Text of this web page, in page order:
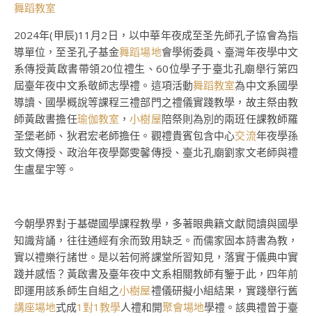
舞蹈教室
2024年(甲辰)11月2日，以中華年夜成至圣先師孔子協會為指
導單位，至圣孔子基金舞蹈場地會學術委員、臺灣年夜學中文
系傳授黃啟書帶領20位禮生、60位學子于臺北孔廟舉行第四
屆臺年夜中文系敬師志學禮。這項活動舞蹈教室為中文系國學
導讀、國學概說等課程三禮部門之禮儀實踐教學，故主祭由教
師黃啟書擔任瑜伽教室 ，小樹屋陪祭則為別的兩班任課教師羅
圣堡老師、狄君宏老師擔任。觀禮貴賓包含中心交流年夜學孫
致文傳授、政治年夜學鄭雯馨傳授、臺北孔廟劉家文老師與禮
生盧星宇等。
今朝學界對于基礎國學課程教學，多著眼典籍文獻閱讀與國學
知識背誦，往往通經有余而致用缺乏。而儒家固本詩書為教，
實以禮樂行諸世。是以若何將課堂所習知見，落實于儀典中實
踐并感悟？黃啟書及臺年夜中文系相關教師有鑒于此，四年前
即運用該系師生自組之小樹屋禮儀研擬小組結果，實踐舉行舊
講座場地式成1對1教學人禮和開聚會場地學禮。該典禮曾于臺